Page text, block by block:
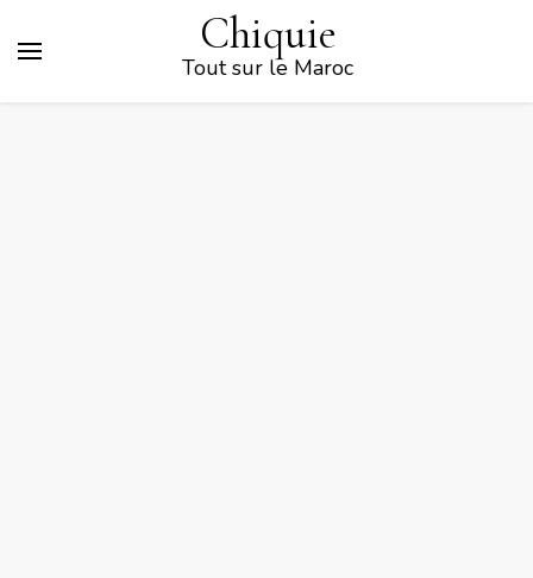
Chiquie
Tout sur le Maroc